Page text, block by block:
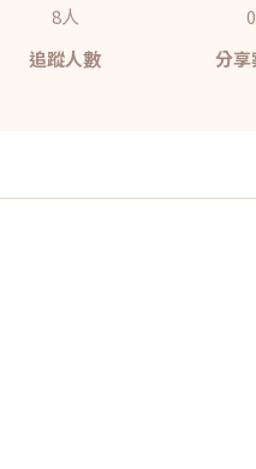
8人
追蹤人數
分